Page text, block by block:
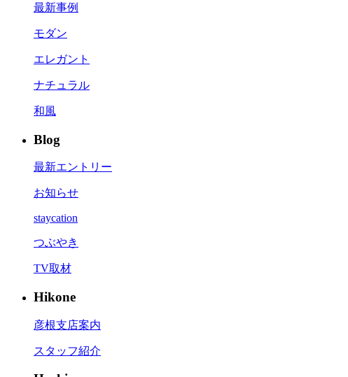
最新事例
モダン
エレガント
ナチュラル
和風
Blog
最新エントリー
お知らせ
staycation
つぶやき
TV取材
Hikone
彦根支店案内
スタッフ紹介